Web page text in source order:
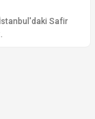
İstanbul'daki Safir